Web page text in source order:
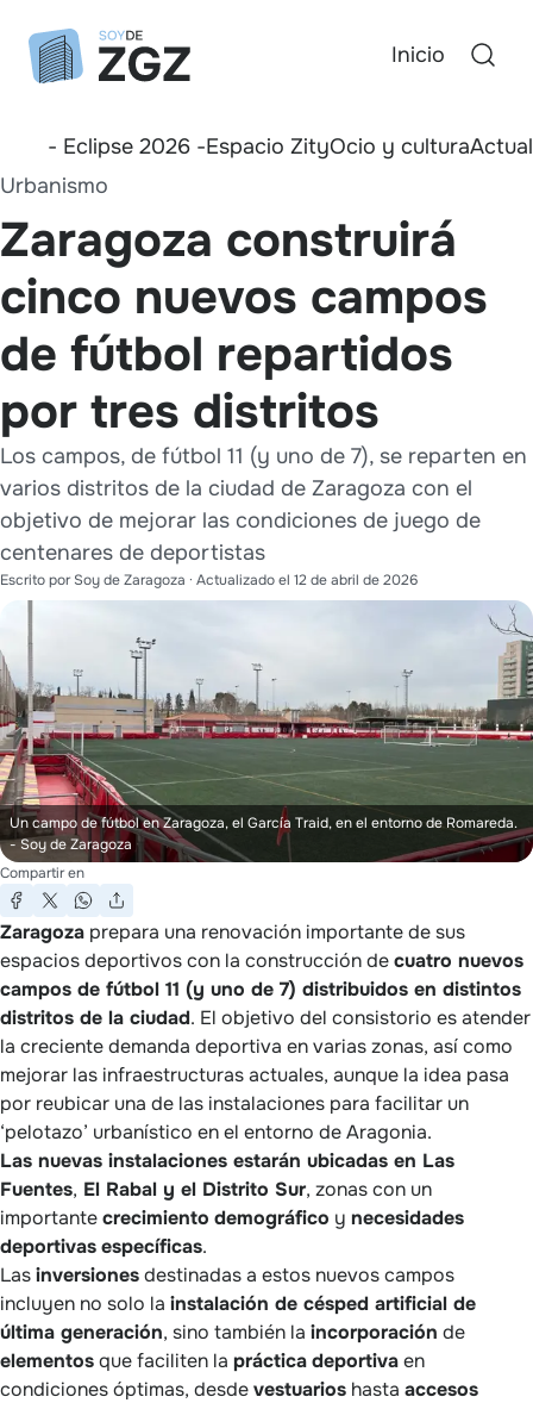
Inicio
- Eclipse 2026 -Espacio ZityOcio y cultura
Urbanismo
Zaragoza construirá
cinco nuevos campos
de fútbol repartidos
por tres distritos
Los campos, de fútbol 11 (y uno de 7), se reparten en
varios distritos de la ciudad de Zaragoza con el
objetivo de mejorar las condiciones de juego de
centenares de deportistas
Escrito porSoy de Zaragoza · Actualizado el 12 de abril de 2026
Un campo de fútbol en Zaragoza, el García Traid, en el entorno de Romareda.
- Soy de Zaragoza
Compartir en
Zaragoza prepara una renovación importante de sus
espacios deportivos con la construcción decuatro nuevos
campos de fútbol 11 (y uno de 7) distribuidos en distintos
distritos de la ciudad. El objetivo del consistorio es atender
la creciente demanda deportiva en varias zonas, así como
mejorar las infraestructuras actuales, aunque la idea pasa
por reubicar una de las instalaciones para facilitar un
‘pelotazo’ urbanístico en el entorno de Aragonia.
Las nuevas instalaciones estarán ubicadas en Las
Fuentes, El Rabal y el Distrito Sur, zonas con un
importantecrecimiento demográfico y necesidades
deportivasespecíficas.
Lasinversionesdestinadas a estos nuevos campos
incluyen no solo la instalación de césped artificial de
última generación, sino también la incorporación de
elementosque faciliten la prácticadeportivaen
condiciones óptimas, desdevestuarios hasta accesos